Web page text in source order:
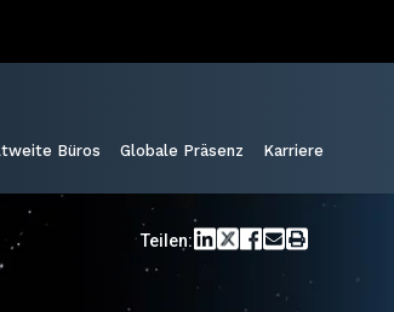
Büros Globale Präsenz Karriere
Teilen: